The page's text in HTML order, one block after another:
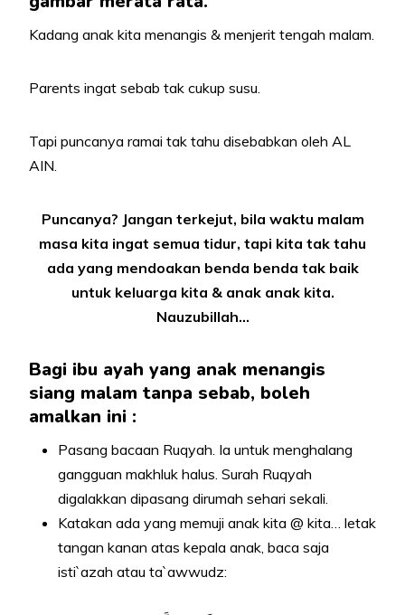
Kadang anak kita menangis & menjerit tengah malam.
Parents ingat sebab tak cukup susu.
Tapi puncanya ramai tak tahu disebabkan oleh AL
AIN.
Puncanya? Jangan terkejut, bila waktu malam
masa kita ingat semua tidur, tapi kita tak tahu
ada yang mendoakan benda benda tak baik
untuk keluarga kita & anak anak kita.
Nauzubillah…
Bagi ibu ayah yang anak menangis
siang malam tanpa sebab, boleh
amalkan ini :
Pasang bacaan Ruqyah. Ia untuk menghalang
gangguan makhluk halus. Surah Ruqyah
digalakkan dipasang dirumah sehari sekali.
Katakan ada yang memuji anak kita @ kita… letak
tangan kanan atas kepala anak, baca saja
isti`azah atau ta`awwudz: